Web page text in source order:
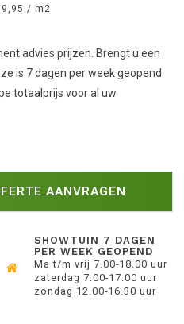
/ m2
advies prijzen. Brengt u een
is 7 dagen per week geopend
totaalprijs voor al uw
AANVRAGEN
SHOWTUIN 7 DAGEN
PER WEEK GEOPEND
Ma t/m vrij 7.00-18.00 uur
zaterdag 7.00-17.00 uur
zondag 12.00-16.30 uur